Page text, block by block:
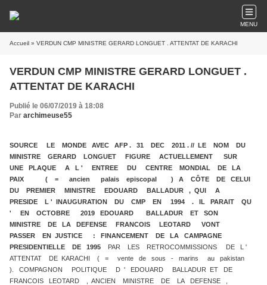
MENU
Accueil » VERDUN CMP MINISTRE GERARD LONGUET . ATTENTAT DE KARACHI
VERDUN CMP MINISTRE GERARD LONGUET .
ATTENTAT DE KARACHI
Publié le 06/07/2019 à 18:08
Par archimeuse55
SOURCE LE MONDE AVEC AFP . 31 DEC 2011 . // LE NOM DU
MINISTRE GERARD LONGUET FIGURE ACTUELLEMENT SUR
UNE PLAQUE A L ' ENTREE DU CENTRE MONDIAL DE LA
PAIX ( = ancien palais episcopal ) A CÔTE DE CELUI
DU PREMIER MINISTRE EDOUARD BALLADUR , QUI A
PRESIDE L ' INAUGURATION DU CMP EN 1994 . IL PARAIT QU
' EN OCTOBRE 2019 EDOUARD BALLADUR ET SON
MINISTRE DE LA DEFENSE FRANCOIS LEOTARD VONT
PASSER EN JUSTICE : FINANCEMENT DE LA CAMPAGNE
PRESIDENTIELLE DE 1995 PAR LES RETROCOMMISSIONS DE L '
ATTENTAT DE KARACHI ( = vente de sous - marins au pakistan
). COMPAGNON POLITIQUE D ' EDOUARD BALLADUR ET DE
FRANCOIS LEOTARD , ANCIEN MINISTRE DE LA DEFENSE ,